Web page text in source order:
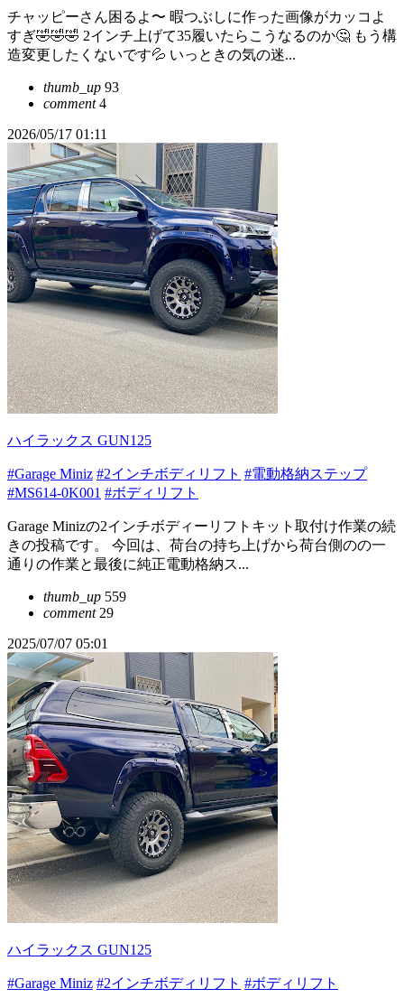
チャッピーさん困るよ〜 暇つぶしに作った画像がカッコよ
すぎ🤣🤣🤣 2インチ上げて35履いたらこうなるのか🤔 もう構
造変更したくないです💦 いっときの気の迷...
thumb_up 93
comment4
2026/05/17 01:11
ハイラックス GUN125
#Garage Miniz #2インチボディリフト #電動格納ステップ
#MS614-0K001 #ボディリフト
Garage Minizの2インチボディーリフトキット取付け作業の続
きの投稿です。 今回は、荷台の持ち上げから荷台側のの一
通りの作業と最後に純正電動格納ス...
thumb_up 559
comment29
2025/07/07 05:01
ハイラックス GUN125
#Garage Miniz #2インチボディリフト #ボディリフト